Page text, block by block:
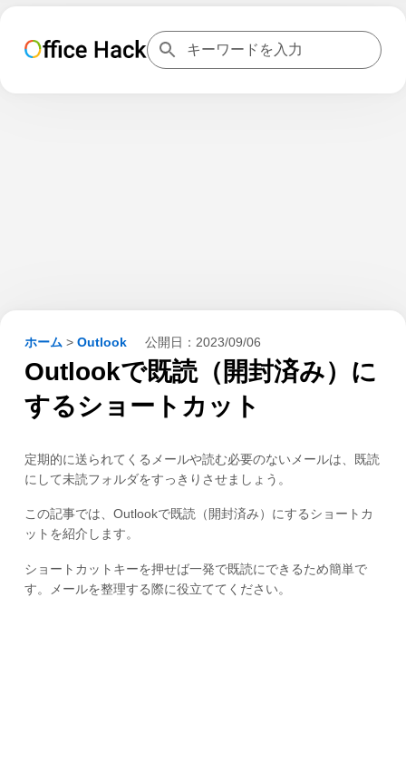
ホーム > Outlook 公開日： 2023/09/06
Outlookで既読（開封済み）に
するショートカット
定期的に送られてくるメールや読む必要のないメールは、既読
にして未読フォルダをすっきりさせましょう。
この記事では、Outlookで既読（開封済み）にするショートカ
ットを紹介します。
ショートカットキーを押せば一発で既読にできるため簡単で
す。メールを整理する際に役立ててください。